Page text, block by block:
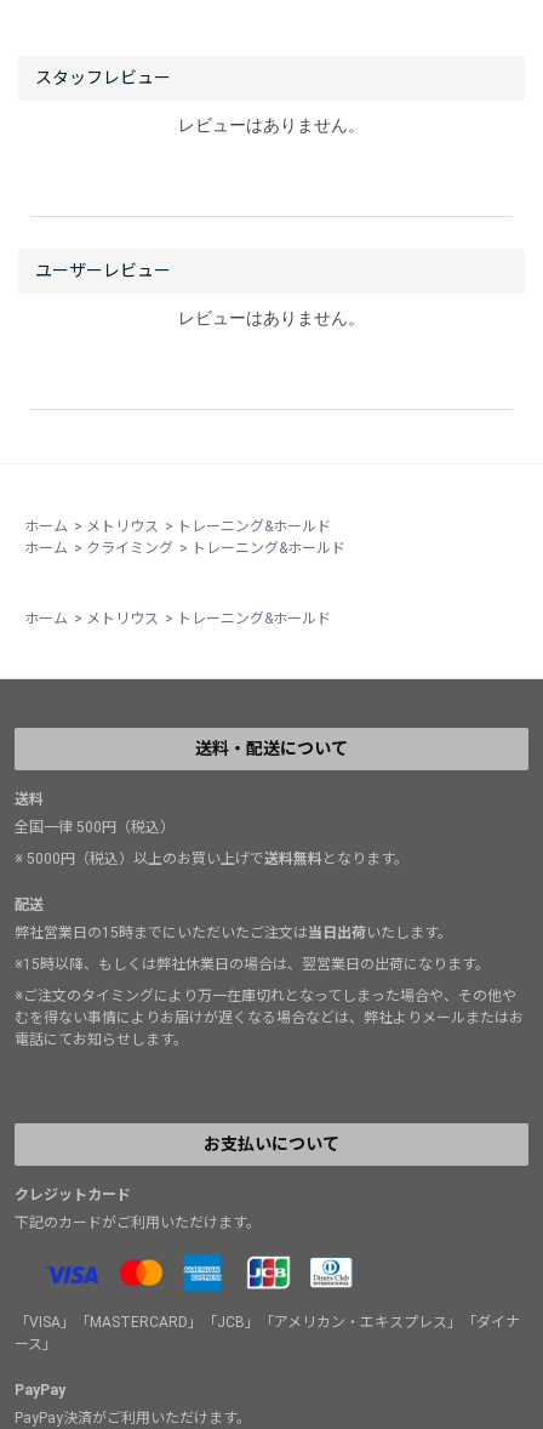
レビューはありません。
レビューはありません。
ホーム > メトリウス > トレーニング&ホールド
ホーム > クライミング > トレーニング&ホールド
ホーム > メトリウス > トレーニング&ホールド
送料・配送について
送料
全国一律 500円（税込）
※ 5000円（税込）以上のお買い上げで送料無料となります。
配送
弊社営業日の15時までにいただいたご注文は当日出荷いたします。
※15時以降、もしくは弊社休業日の場合は、翌営業日の出荷になります。
※ご注文のタイミングにより万一在庫切れとなってしまった場合や、その他や
むを得ない事情によりお届けが遅くなる場合などは、弊社よりメールまたはお
電話にてお知らせします。
お支払いについて
クレジットカード
下記のカードがご利用いただけます。
「VISA」「MASTERCARD」「JCB」「アメリカン・エキスプレス」「ダイナ
ース」
PayPay
PayPay決済がご利用いただけます。